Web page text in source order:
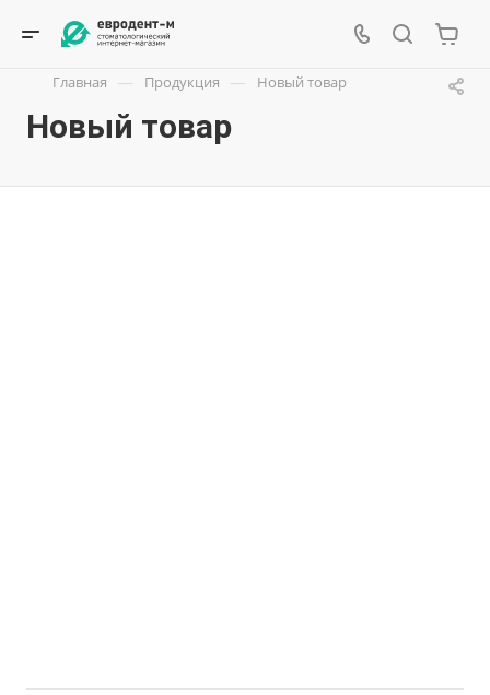
Главная — Продукция — Новый товар
Новый товар